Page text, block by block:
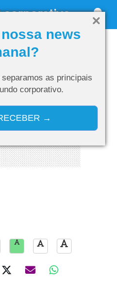
news
as principais
corporativo.
→
corporativo